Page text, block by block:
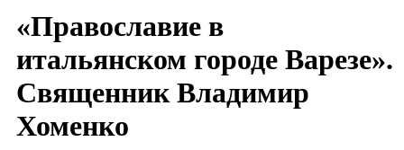
«Православие в
итальянском городе Варезе».
Священник Владимир
Хоменко